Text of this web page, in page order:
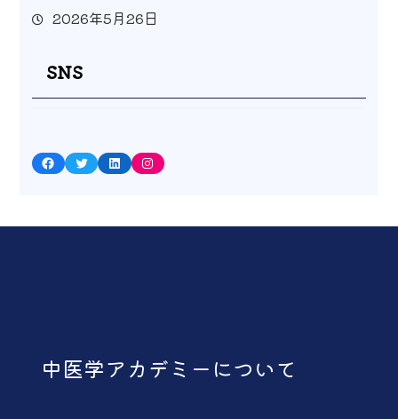
2026年5月26日
SNS
Facebook Twitter LinkedIn Instagram
中医学アカデミーについて